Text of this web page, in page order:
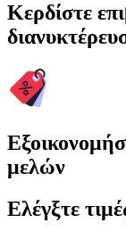
Κερδίστε
μελών
Ελέγξτε